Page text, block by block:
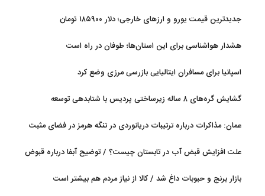
جدیدترین قیمت یورو و ارزهای خارجی؛ دلار ۱۸۵۹۰۰ تومان
هشدار هواشناسی برای این استان‌ها؛ طوفان در راه است
اسپانیا برای مسافران ایتالیایی بازرسی مرزی وضع کرد
گشایش گره‌های ۸ ساله زیرساختی پردیس با شتابدهی توسعه
عمان: مذاکرات درباره ترتیبات دریانوردی در تنگه هرمز در فضای مثبت
علت افزایش قبض آب در تابستان چیست؟ / توضیح آبفا درباره قبوض
بازار برنج و حبوبات داغ شد / کالا از نیاز مردم هم بیشتر است